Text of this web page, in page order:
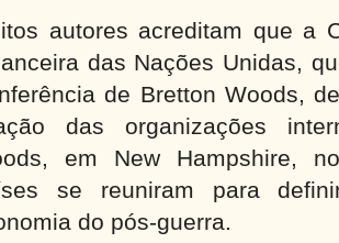
autores acreditam que a
das Nações Unidas,
de Bretton Woods,
das organizações
em New Hampshire,
se reuniram para
do pós-guerra.